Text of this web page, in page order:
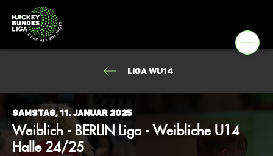
Liga wU14
Samstag, 11. Januar 2025
Weiblich - BERLIN Liga - Weibliche U14
Halle 24/25